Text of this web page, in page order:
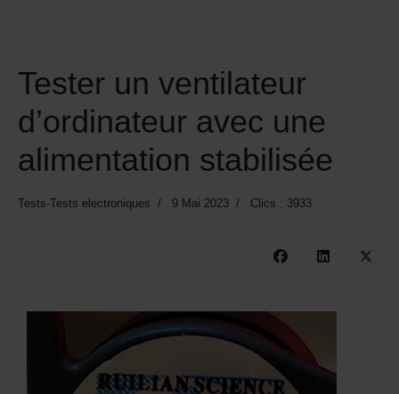
Tester un ventilateur
d’ordinateur avec une
alimentation stabilisée
Tests-Tests electroniques 9 Mai 2023 Clics : 3933